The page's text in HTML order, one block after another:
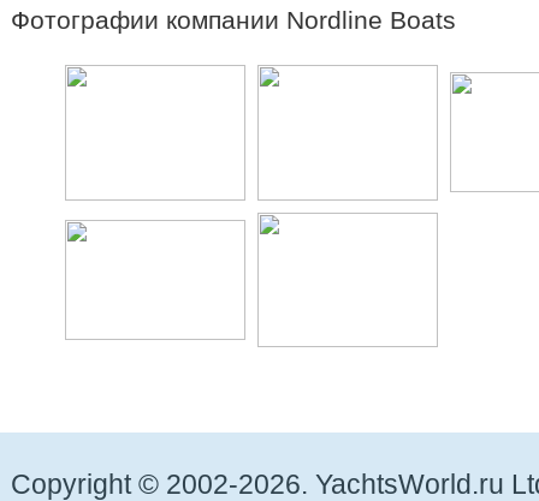
Фотографии компании Nordline Boats
Copyright © 2002-2026. YachtsWorld.ru